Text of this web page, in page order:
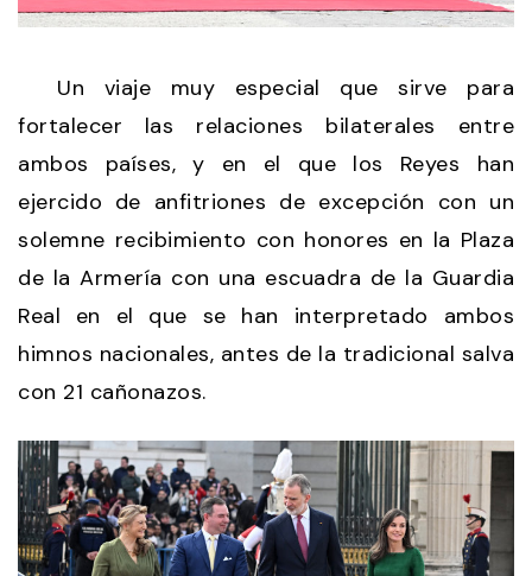
Un viaje muy especial que sirve para
fortalecer las relaciones bilaterales entre
ambos países, y en el que los Reyes han
ejercido de anfitriones de excepción con un
solemne recibimiento con honores en la Plaza
de la Armería con una escuadra de la Guardia
Real en el que se han interpretado ambos
himnos nacionales, antes de la tradicional salva
con 21 cañonazos.